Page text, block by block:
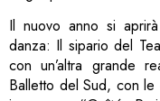
Il nuovo anno si
danza: Il sipario del
con un’altra grande
Balletto del Sud, con